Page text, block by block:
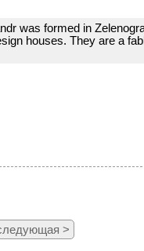
was formed in
houses. They are a
>